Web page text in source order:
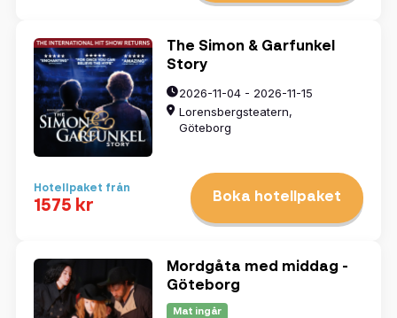
The Simon & Garfunkel
Story
2026-11-04 - 2026-11-15
Lorensbergsteatern,
Göteborg
Hotellpaket från
1575 kr Boka hotellpaket
Mordgåta med middag -
Göteborg
Mat ingår